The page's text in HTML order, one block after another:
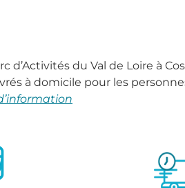
d’Activités du Val de Loire à
à domicile pour les